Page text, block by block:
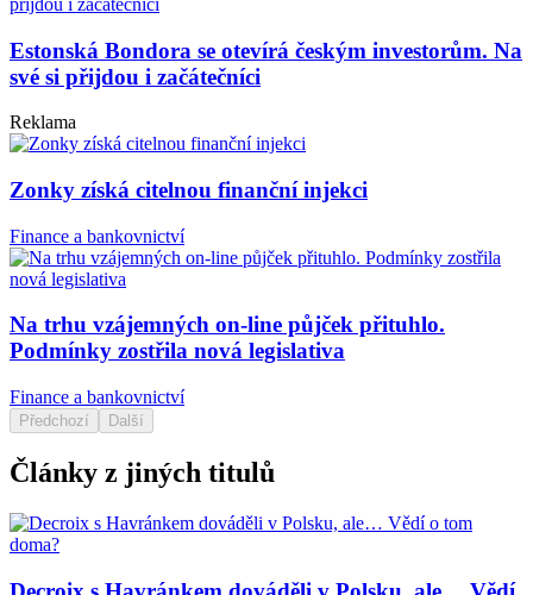
Estonská Bondora se otevírá českým investorům. Na
své si přijdou i začátečníci
Reklama
Zonky získá citelnou finanční injekci
Finance a bankovnictví
Na trhu vzájemných on-line půjček přituhlo.
Podmínky zostřila nová legislativa
Finance a bankovnictví
Předchozí Další
Články z jiných titulů